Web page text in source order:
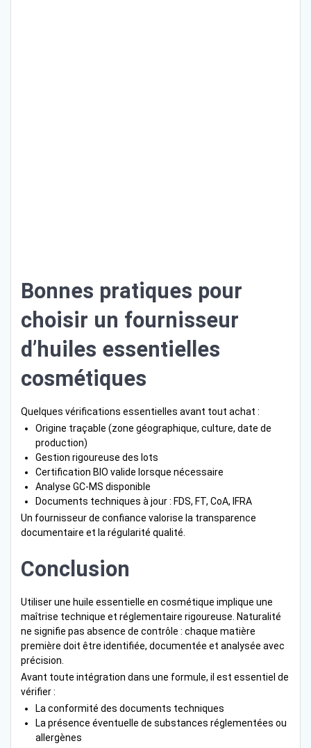
Bonnes pratiques pour
choisir un fournisseur
d’huiles essentielles
cosmétiques
Quelques vérifications essentielles avant tout achat :
Origine traçable (zone géographique, culture, date de
production)
Gestion rigoureuse des lots
Certification BIO valide lorsque nécessaire
Analyse GC-MS disponible
Documents techniques à jour : FDS, FT, CoA, IFRA
Un fournisseur de confiance valorise la transparence
documentaire et la régularité qualité.
Conclusion
Utiliser une huile essentielle en cosmétique implique une
maîtrise technique et réglementaire rigoureuse. Naturalité
ne signifie pas absence de contrôle : chaque matière
première doit être identifiée, documentée et analysée avec
précision.
Avant toute intégration dans une formule, il est essentiel de
vérifier :
La conformité des documents techniques
La présence éventuelle de substances réglementées ou
allergènes